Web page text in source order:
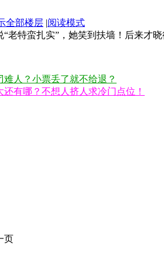
全部楼层 |阅读模式
老特蛮扎实”，她笑到扶墙！后来才
人？小票丢了就不给退？
有哪？不想人挤人求冷门点位！
页